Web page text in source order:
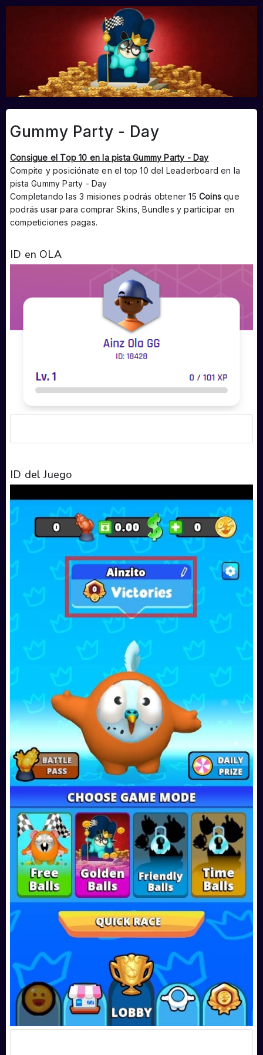
Gummy Party - Day
Consigue el Top 10 en la pista Gummy Party - Day
Compite y posiciónate en el top 10 del Leaderboard en la
pista Gummy Party - Day
Completando las 3 misiones podrás obtener 15 Coins que
podrás usar para comprar Skins, Bundles y participar en
competiciones pagas.
ID en OLA
ID del Juego